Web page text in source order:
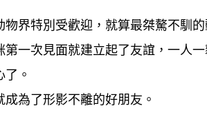
界特別受歡迎，就算最桀驁不馴
一次見面就建立起了友誼，一人
。
為了形影不離的好朋友。